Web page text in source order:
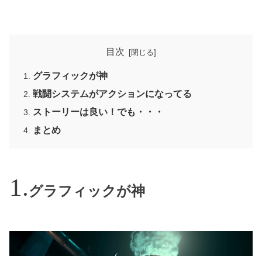
目次
グラフィックが神
戦闘システムがアクションになってる
ストーリーは良い！でも・・・
まとめ
グラフィックが神